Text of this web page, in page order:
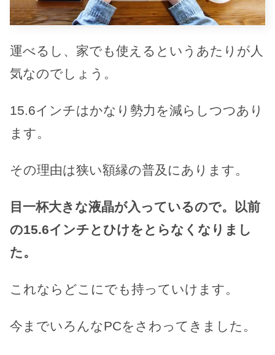
運べるし、家でも使えるというあたりが人
気なのでしょう。
15.6インチはかなり勢力を減らしつつあり
ます。
その理由は狭い額縁の普及にあります。
目一杯大きな液晶が入っているので。以前
の15.6インチとひけをとらなくなりまし
た。
これならどこにでも持っていけます。
今までいろんなPCをさわってきました。